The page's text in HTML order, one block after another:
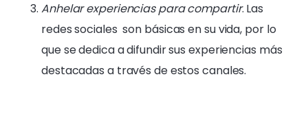
Anhelar experiencias para compartir. Las
redes sociales son básicas en su vida, por lo
que se dedica a difundir sus experiencias más
destacadas a través de estos canales.